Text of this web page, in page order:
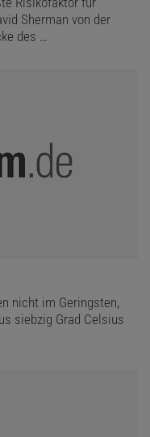
Sherman von der
des …
nicht im Geringsten,
siebzig Grad Celsius